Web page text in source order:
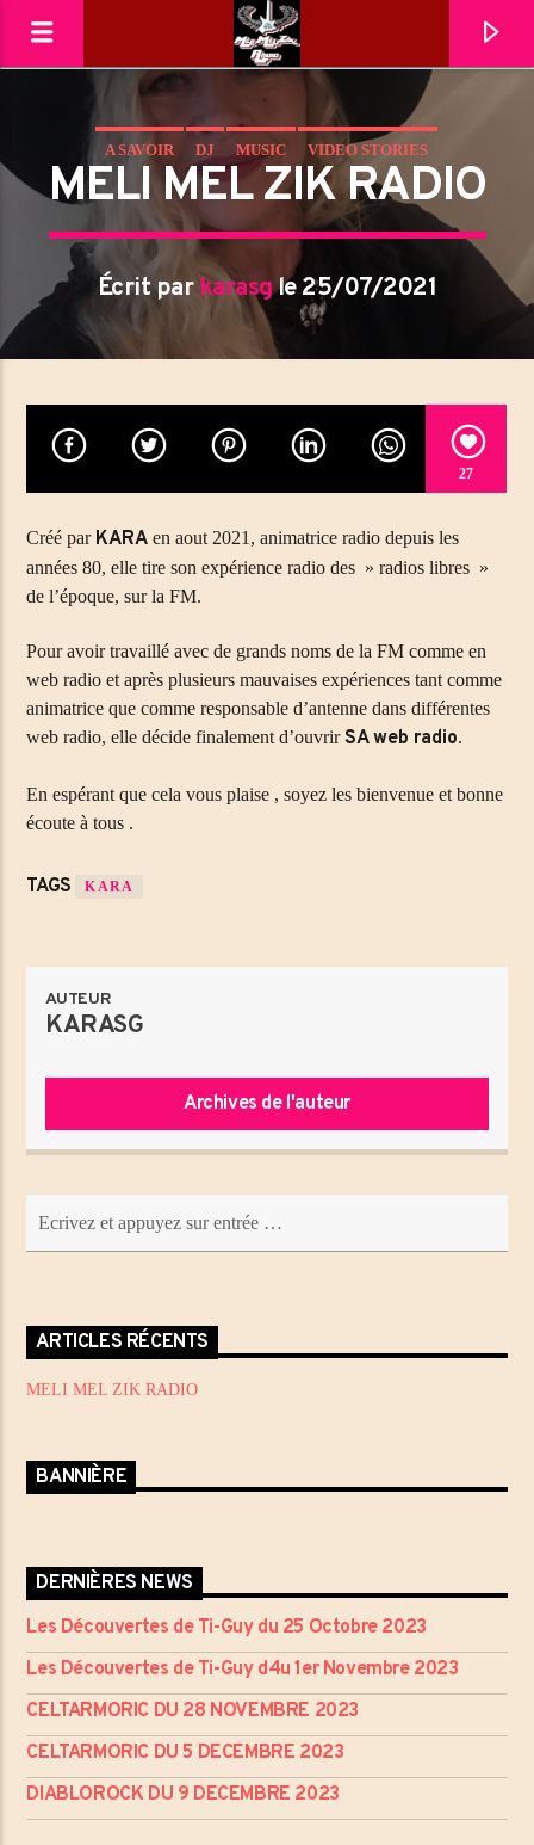
MéliMelZikRadio
Titre
Artiste
Emission en cours
CLUB LIFE
MéliMelZikRadio
A SAVOIR DJ MUSIC VIDEO STORIES
MELI MEL ZIK RADIO
Écrit par karasgle 25/07/2021
27
Créé par KARA en aout 2021, animatrice radio depuis les
années 80, elle tire son expérience radio des » radios libres »
de l’époque, sur la FM.
Pour avoir travaillé avec de grands noms de la FM comme en
web radio et après plusieurs mauvaises expériences tant comme
animatrice que comme responsable d’antenne dans différentes
web radio, elle décide finalement d’ouvrirSA web radio.
En espérant que cela vous plaise , soyez les bienvenue et bonne
écoute à tous .
TAGS KARA
AUTEUR
KARASG
Archives de l'auteur
ARTICLES RÉCENTS
MELI MEL ZIK RADIO
BANNIÈRE
DERNIÈRES NEWS
Les Découvertes de Ti-Guy du 25 Octobre 2023
Les Découvertes de Ti-Guy d4u 1er Novembre 2023
CELTARMORIC DU 28 NOVEMBRE 2023
CELTARMORIC DU 5 DECEMBRE 2023
DIABLOROCK DU 9 DECEMBRE 2023